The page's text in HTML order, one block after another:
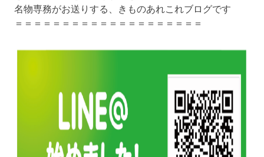
名物専務がお送りする、きものあれこれブログです
＝＝＝＝＝＝＝＝＝＝＝＝＝＝＝＝＝＝＝＝